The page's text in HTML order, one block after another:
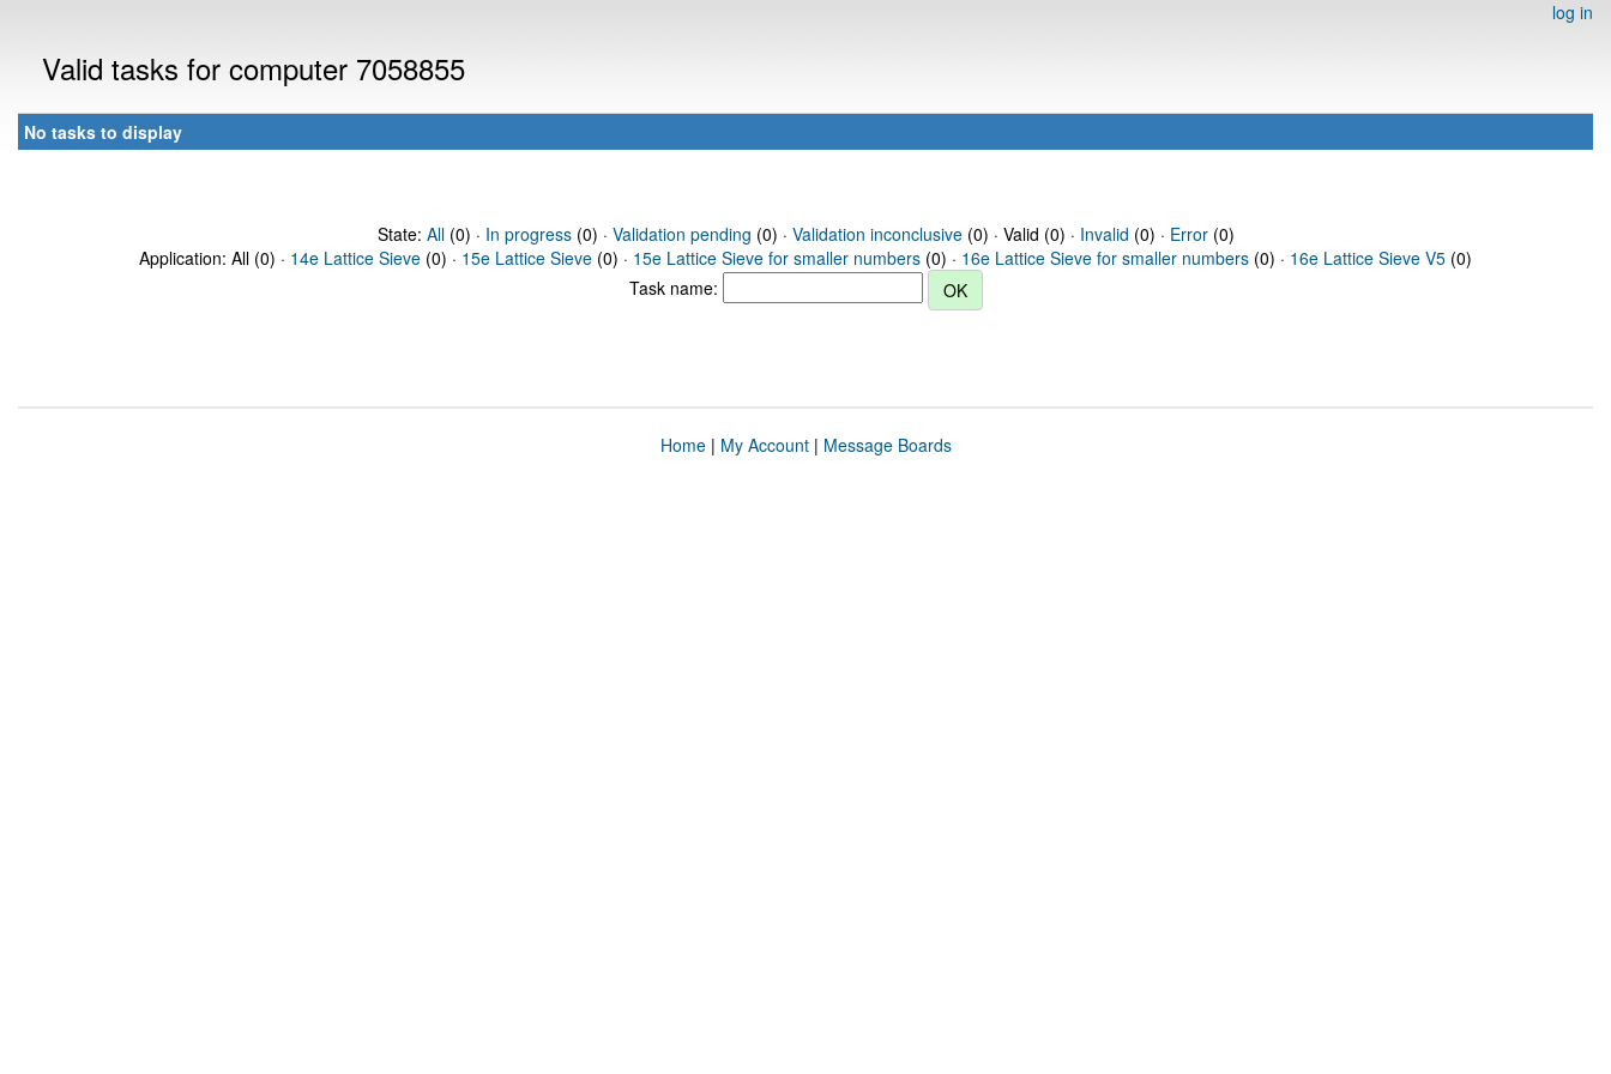
log in
Valid tasks for computer 7058855
No tasks to display
State: All(0) · In progress(0) · Validation pending (0) · Validation inconclusive(0) · Valid (0) · Invalid (0) · Error(0)
Application: All (0) · 14e Lattice Sieve (0) · 15e Lattice Sieve (0) · 15e Lattice Sieve for smaller numbers (0) · 16e Lattice Sieve for smaller numbers (0) · 16e Lattice Sieve V5 (0)
Task name:
Home| My Account| Message Boards